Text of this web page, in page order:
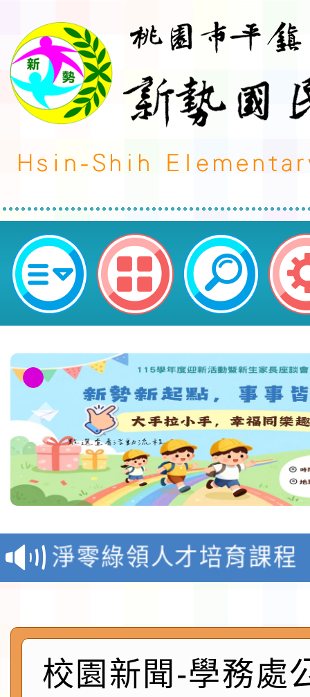
轉知中華民國羽球協會辦理「
球排名賽」-桃園市平鎮區新勢國民
教育部校安中心白海豚
報
淨零綠領人才培育課程
檢送桃園市115學年度
及師生本土語及新住民
實施要點各1份
115年食農教育專業人
程
函轉國家通訊傳播委員
校園新聞-學務處